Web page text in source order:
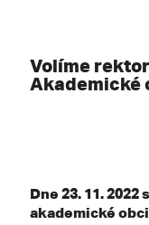
Volíme
Akademické
Dne 23. 11. 2022
akademické